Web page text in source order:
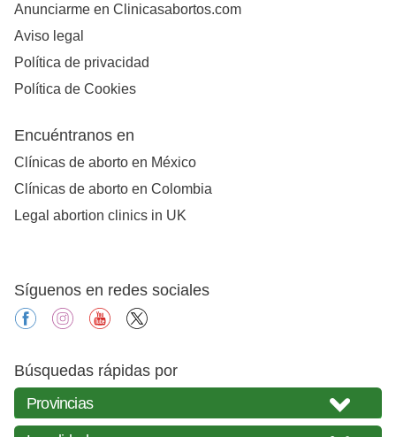
Anunciarme en Clinicasabortos.com
Aviso legal
Política de privacidad
Política de Cookies
Encuéntranos en
Clínicas de aborto en México
Clínicas de aborto en Colombia
Legal abortion clinics in UK
Síguenos en redes sociales
facebookinstagramyoutube
Búsquedas rápidas por